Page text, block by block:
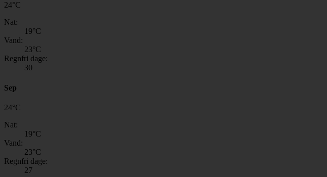
24°C
Nat:
19°C
Vand:
23°C
Regnfri dage:
30
Sep
24°C
Nat:
19°C
Vand:
23°C
Regnfri dage:
27